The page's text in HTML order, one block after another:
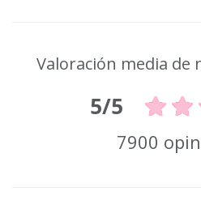
Valoración media de
5/5
7900